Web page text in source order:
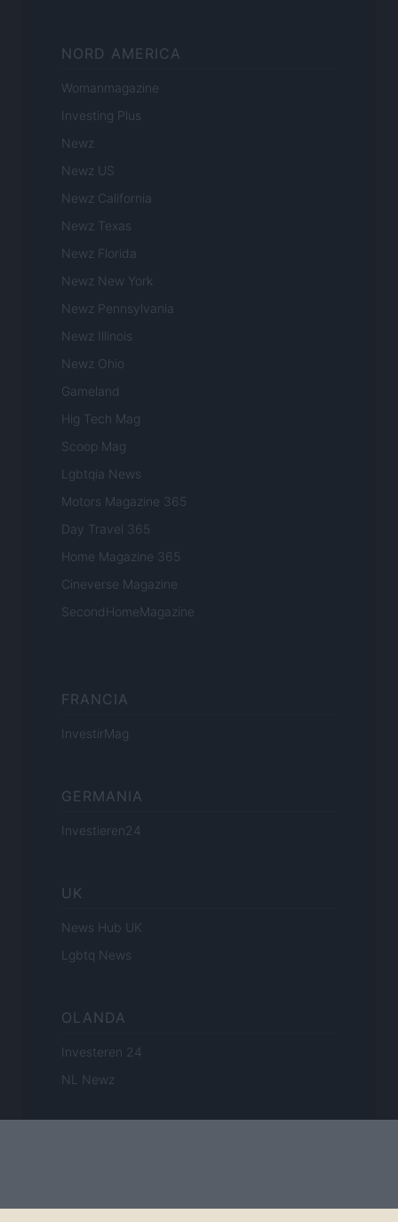
NORD AMERICA
Womanmagazine
Investing Plus
Newz
Newz US
Newz California
Newz Texas
Newz Florida
Newz New York
Newz Pennsylvania
Newz Illinois
Newz Ohio
Gameland
Hig Tech Mag
Scoop Mag
Lgbtqia News
Motors Magazine 365
Day Travel 365
Home Magazine 365
Cineverse Magazine
SecondHomeMagazine
FRANCIA
InvestirMag
GERMANIA
Investieren24
UK
News Hub UK
Lgbtq News
OLANDA
Investeren 24
NL Newz